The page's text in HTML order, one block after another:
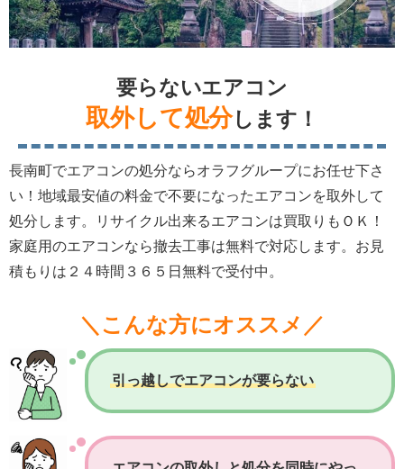
要らないエアコン
取外して処分します！
長南町でエアコンの処分ならオラフグループにお任せ下さ
い！地域最安値の料金で不要になったエアコンを取外して
処分します。リサイクル出来るエアコンは買取りもＯＫ！
家庭用のエアコンなら撤去工事は無料で対応します。お見
積もりは２４時間３６５日無料で受付中。
＼こんな方にオススメ／
引っ越しでエアコンが要らない